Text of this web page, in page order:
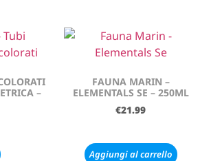
–
FAUNA MARIN –
ELEMENTALS SE – 250ML
€21.99
Aggiungi al carrello